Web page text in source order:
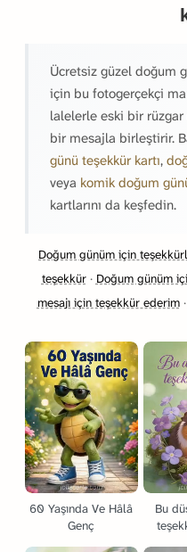
Ücretsiz güzel doğum
için bu fotogerçekçi
lalelerle eski bir
bir mesajla birleştirir.
günü teşekkür kartı,
veya komik doğum
kartlarını da keşfedin.
Doğum günüm için
teşekkür· Doğum günüm
mesajı için teşekkür ederim·
60 Yaşında Ve Hâlâ
Genç
Bu